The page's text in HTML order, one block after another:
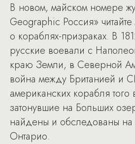
В новом, майском номере
Geographic Россия» читайте
о кораблях-призраках. В
русские воевали с
краю Земли, в Северной
война между Британией и
американских корабля
затонувшие на Больших
найдены и обследованы
Онтарио.